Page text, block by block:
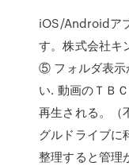
iOS/Androidア
す。株式会社キ
⑤ フォルダ表示
い. 動画のＴＢ
再生される。（
グルドライブに
整理すると管理